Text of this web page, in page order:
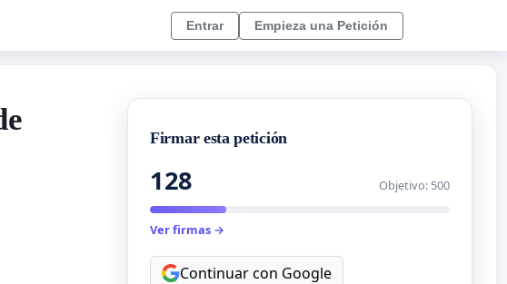
Entrar Empieza una Petición
Firmar esta petición
128 Objetivo: 500
Ver firmas →
Continuar con Google